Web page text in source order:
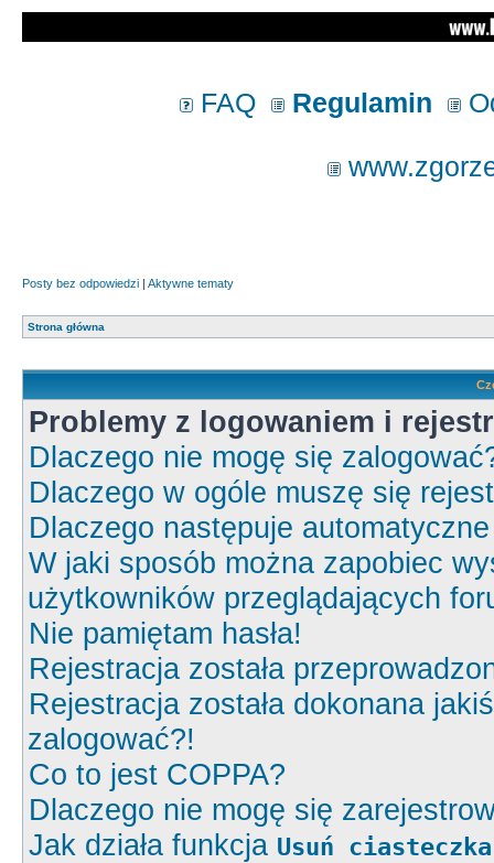
FAQ Regulamin
Posty bez odpowiedzi | Aktywne tematy
Strona główna
Problemy z logowaniem i
Dlaczego nie mogę się
Dlaczego w ogóle muszę się
Dlaczego następuje
W jaki sposób można zapobiec
użytkowników przeglądających
Nie pamiętam hasła!
Rejestracja została
Rejestracja została dokonana
zalogować?!
Co to jest COPPA?
Dlaczego nie mogę się
Jak działa funkcja Usuń